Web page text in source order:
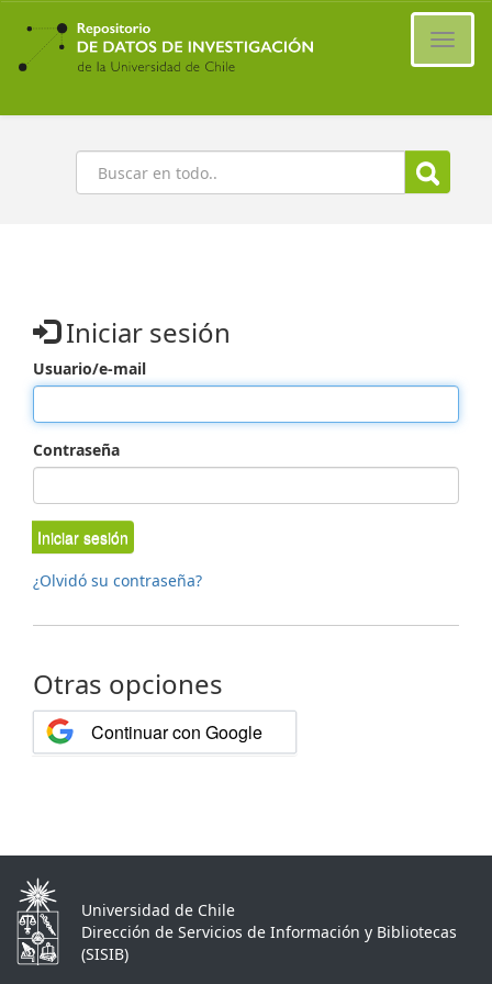
Ir
contenido
principal
Buscar
Iniciar sesión
Usuario/e-mail
Contraseña
Iniciar sesión
¿Olvidó su contraseña?
Otras opciones
Continuar con Google
Universidad de Chile
Dirección de Servicios de Información y Bibliotecas
(SISIB)